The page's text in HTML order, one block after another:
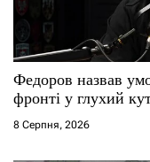
Федоров назвав
фронті у глухий
8 Серпня, 2026